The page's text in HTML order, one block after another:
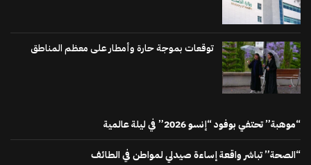
توقعات بموجة حارة وأمطار على معظم المناطق
“موهبة” تحتفي بوفود “إنسو 2026” في ليلة عالمية
“الصحة” تباشر واقعة إساءة صيدلي لمواطن في الطائف